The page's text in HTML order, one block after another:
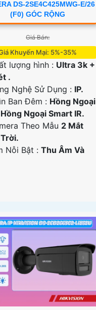
DS-2SE4C425MWG-E/26
(F0) GÓC RỘNG
Giá Bán:
Khuyến Mại: 5%-35%
lượng hình : Ultra 3k +
.
Nghệ Sử Dụng : IP.
Ban Đêm : Hồng Ngoại
Ngoại Smart IR.
Theo Mẫu 2 Mắt
Nỗi Bật : Thu Âm Và